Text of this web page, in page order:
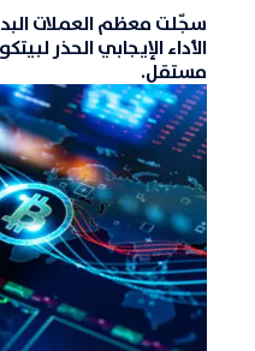
سجّلت معظم العملات
الأداء الإيجابي الحذر
مستقل.